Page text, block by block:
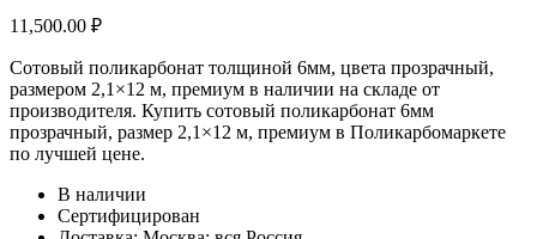
11,500.00 ₽
Сотовый поликарбонат толщиной 6мм, цвета прозрачный,
размером 2,1×12 м, премиум в наличии на складе от
производителя. Купить сотовый поликарбонат 6мм
прозрачный, размер 2,1×12 м, премиум в Поликарбомаркете
по лучшей цене.
В наличии
Сертифицирован